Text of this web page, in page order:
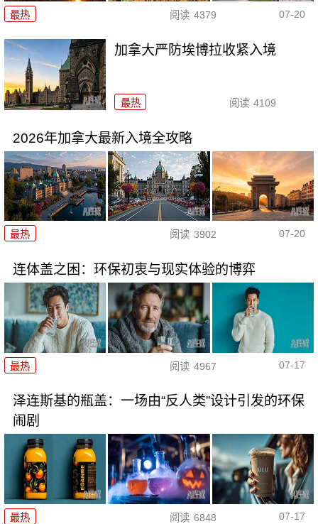
最热 阅读 4379 07-20
加拿大严防埃博拉收紧入境
最热 阅读 4109
2026年加拿大最新入境全攻略
最热 阅读 3902 07-20
连体盖之困：环保初衷与现实体验的博弈
最热 阅读 4967 07-17
泽连斯基的瓶盖：一场由“反人类”设计引发的环保
闹剧
最热 阅读 6848 07-17